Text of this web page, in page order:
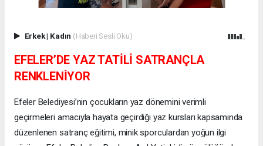
Erkek| Kadın (Haberi Sesli Oku)
EFELER’DE YAZ TATİLİ SATRANÇLA
RENKLENİYOR
Efeler Belediyesi’nin çocukların yaz dönemini verimli
geçirmeleri amacıyla hayata geçirdiği yaz kursları kapsamında
düzenlenen satranç eğitimi, minik sporculardan yoğun ilgi